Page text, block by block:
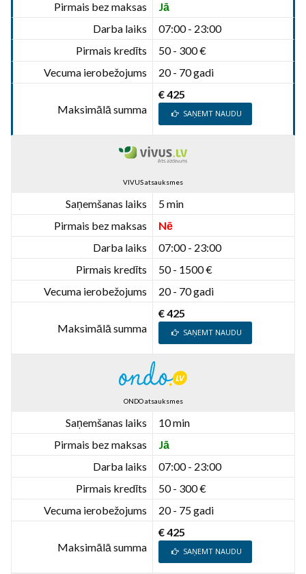
Pirmais bez maksas
Jā
Darba laiks
07:00 - 23:00
Pirmais kredīts
50 - 300 €
Vecuma ierobežojums
20 - 70 gadi
Maksimālā summa
€ 425
SAŅEMT NAUDU
VIVUS atsauksmes
Saņemšanas laiks
5 min
Pirmais bez maksas
Nē
Darba laiks
07:00 - 23:00
Pirmais kredīts
50 - 1500 €
Vecuma ierobežojums
20 - 70 gadi
Maksimālā summa
€ 425
SAŅEMT NAUDU
ONDO atsauksmes
Saņemšanas laiks
10 min
Pirmais bez maksas
Jā
Darba laiks
07:00 - 23:00
Pirmais kredīts
50 - 300 €
Vecuma ierobežojums
20 - 75 gadi
Maksimālā summa
€ 425
SAŅEMT NAUDU